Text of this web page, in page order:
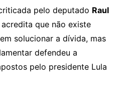
pelo deputado Raul
acredita que não existe
solucionar a dívida, mas
defendeu a
pelo presidente Lula